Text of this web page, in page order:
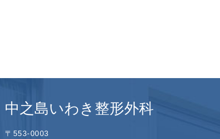
中之島いわき整形外科
〒553-0003